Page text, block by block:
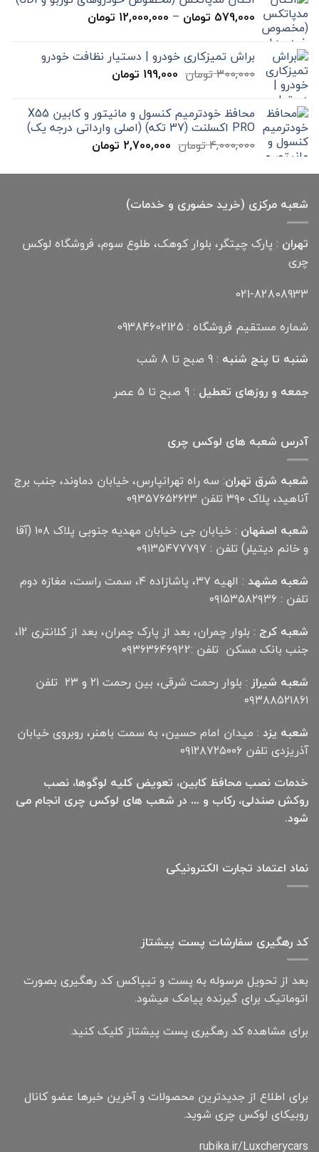
20,000 تومان
579,000 تومان –
12,000,000 تومان
تا
براش تمیزکاری خودرو | دستیار نظافت خودرو
300,000تومان قیمت
بود.
199,000 تومانقیمت
199,000 تومان
است. محافظ خودترمیم کنسول و مانیتور و کابین X55
PRO اکسلنت (37 تکه) (اصلی وارداتی درجه یک)
4,000,000تومان قیمت
4,000,000 تومان
2,700,000 تومانقیمت
2,700,000 تومان
شعبه مرکزی (خرید حضوری و خدمات)
تهران : پارک چیتگر، بلوار کوهک، طلوع سوم، فروشگاه لوکس
چری
021-82808933
شماره مستقیم فروشگاه : 09384602125
شنبه تا پنج شنبه : 9 صبح تا 8 شب
جمعه و روزهای تعطیل : 9 صبح تا 5 عصر
آدرس شعبه های لوکس چری
شعبه شرق تهران: سه راه تهرانپارس، خیابان دماوند، جنب برج
آناهید، پلاک ۳۹۰ تلفن ۰۹۳۵۷۶۵۲۶۲۳
شعبه اصفهان
: خیابان جی خیابان مهدیه جنوبی پلاک ۱۰۸ (آقا
و خانم دیتیلر) تلفن : ۰۹۱۳۵۴۷۷۷۹۷
شعبه مشهد
: الهیه ۳۷، پاشازاده ۴، سمت راست، مغازه دوم
تلفن : ۰۹۱۵۳۵۸۲۹۳۶
شعبه کرج
: بلوار چمران، بعد از پارک چمران، بعد از کلانتری 12،
جنب بانک مسکن تلفن :۰۹۳۶۳۶۴۶۹22
شعبه شیراز
: بلوار رحمت شرقی، بین رحمت ۲۱ و ۲۳ تلفن
۰۹۳۸۸۵۲۱۸۶۱
شعبه یزد : میدان امام حسین، به سمت باهنر، روبروی خیابان
آذریزدی تلفن ۰۹۱۲۸۷۲۵۰۰۶
خدمات نصب محافظ کابین، تعویض کلیه لوگوها، نصب
روکش صندلی، رکاب و … در شعب های لوکس چری انجام می
شود.
نماد اعتماد تجارت الكترونیكی
کد رهگیری سفارشات پست پیشتاز
بعد از تحویل مرسوله به پست و تیپاکس کد رهگیری بصورت
اتوماتیک برای گیرنده پیامک میشود.
برای مشاهده کد رهگیری پست پیشتاز کلیک کنید.
برای اطلاع از جدیدترین محصولات و آخرین خبرها عضو کانال
روبیکای لوکس چری شوید.
rubika.ir/Luxcherycars